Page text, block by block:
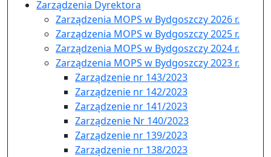
Zarządzenia Dyrektora
Zarządzenia MOPS w Bydgoszczy 2026 r.
Zarządzenia MOPS w Bydgoszczy 2025 r.
Zarządzenia MOPS w Bydgoszczy 2024 r.
Zarządzenia MOPS w Bydgoszczy 2023 r.
Zarządzenie nr 143/2023
Zarządzenie nr 142/2023
Zarządzenie nr 141/2023
Zarządzenie Nr 140/2023
Zarządzenie nr 139/2023
Zarządzenie nr 138/2023